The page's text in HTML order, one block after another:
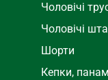
Чоловічі
Чоловічі
Шорти
Кепки,